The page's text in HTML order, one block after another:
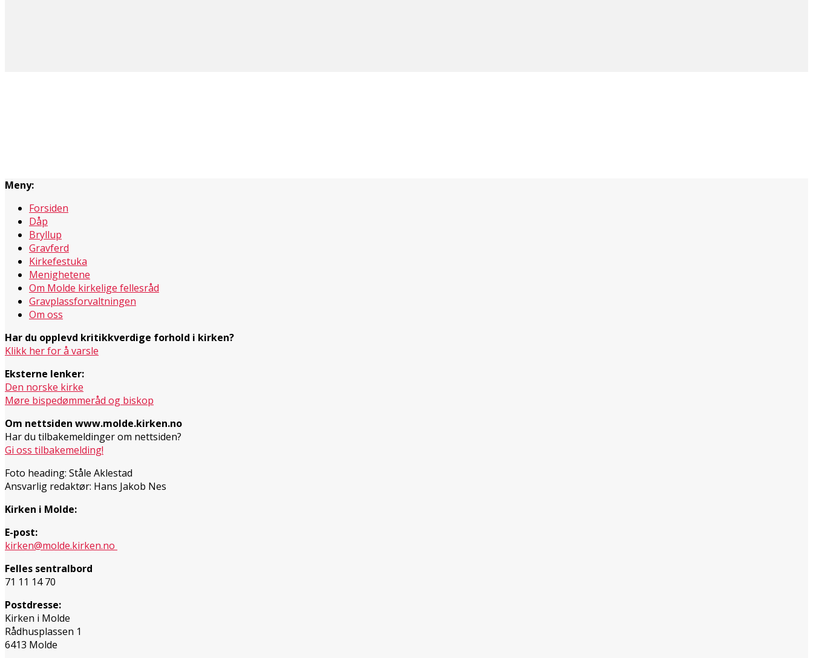
Meny:
Forsiden
Dåp
Bryllup
Gravferd
Kirkefestuka
Menighetene
Om Molde kirkelige fellesråd
Gravplassforvaltningen
Om oss
Har du opplevd kritikkverdige forhold i kirken?
Klikk her for å varsle
Eksterne lenker:
Den norske kirke
Møre bispedømmeråd og biskop
Om nettsiden www.molde.kirken.no
Har du tilbakemeldinger om nettsiden?
Gi oss tilbakemelding!
Foto heading: Ståle Aklestad
Ansvarlig redaktør: Hans Jakob Nes
Kirken i Molde:
E-post:
kirken@molde.kirken.no
Felles sentralbord
71 11 14 70
Postdresse:
Kirken i Molde
Rådhusplassen 1
6413 Molde